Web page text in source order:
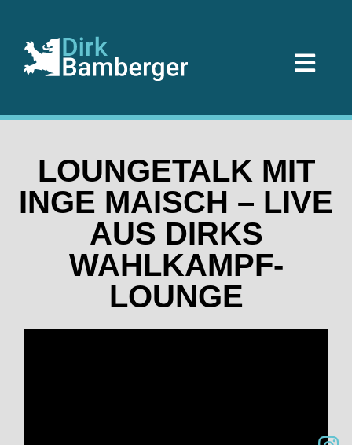
LOUNGETALK MIT
INGE MAISCH – LIVE
AUS DIRKS
WAHLKAMPF-
LOUNGE